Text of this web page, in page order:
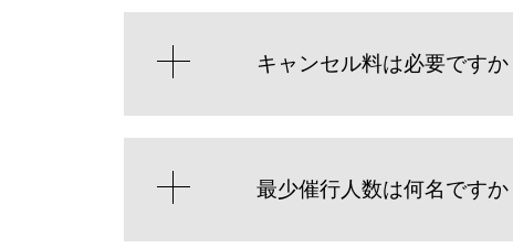
キャンセル料は必要ですか
最少催行人数は何名ですか